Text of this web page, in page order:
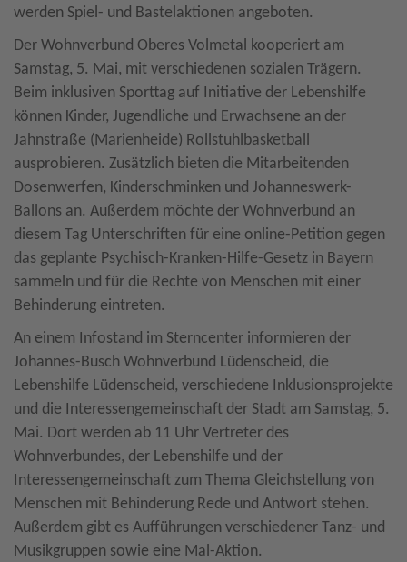
werden Spiel- und Bastelaktionen angeboten.
Der Wohnverbund Oberes Volmetal kooperiert am
Samstag, 5. Mai, mit verschiedenen sozialen Trägern.
Beim inklusiven Sporttag auf Initiative der Lebenshilfe
können Kinder, Jugendliche und Erwachsene an der
Jahnstraße (Marienheide) Rollstuhlbasketball
ausprobieren. Zusätzlich bieten die Mitarbeitenden
Dosenwerfen, Kinderschminken und Johanneswerk-
Ballons an. Außerdem möchte der Wohnverbund an
diesem Tag Unterschriften für eine online-Petition gegen
das geplante Psychisch-Kranken-Hilfe-Gesetz in Bayern
sammeln und für die Rechte von Menschen mit einer
Behinderung eintreten.
An einem Infostand im Sterncenter informieren der
Johannes-Busch Wohnverbund Lüdenscheid, die
Lebenshilfe Lüdenscheid, verschiedene Inklusionsprojekte
und die Interessengemeinschaft der Stadt am Samstag, 5.
Mai. Dort werden ab 11 Uhr Vertreter des
Wohnverbundes, der Lebenshilfe und der
Interessengemeinschaft zum Thema Gleichstellung von
Menschen mit Behinderung Rede und Antwort stehen.
Außerdem gibt es Aufführungen verschiedener Tanz- und
Musikgruppen sowie eine Mal-Aktion.